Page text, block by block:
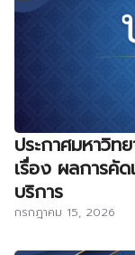
ประกาศมหาวิท
เรื่อง ผลการคั
บริการ
กรกฎาคม 15, 2026